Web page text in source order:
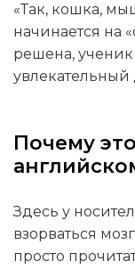
«Так, кошка,
начинается на
решена,
увлекательный
Почему
Здесь у
взорваться
просто